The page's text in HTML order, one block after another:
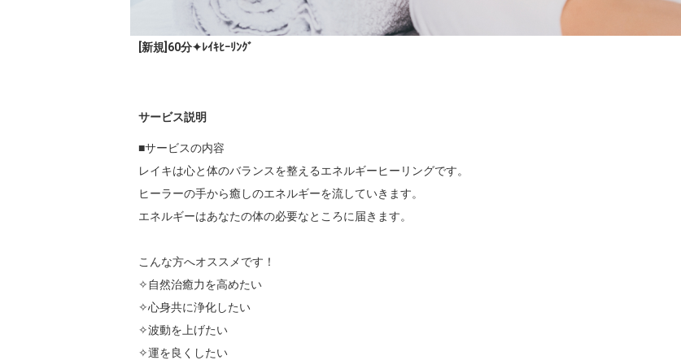
[新規]60分✦ﾚｲｷﾋｰﾘﾝｸﾞ
サービス説明
■サービスの内容
レイキは心と体のバランスを整えるエネルギーヒーリングです。
ヒーラーの手から癒しのエネルギーを流していきます。
エネルギーはあなたの体の必要なところに届きます。
こんな方へオススメです！
✧自然治癒力を高めたい
✧心身共に浄化したい
✧波動を上げたい
✧運を良くしたい